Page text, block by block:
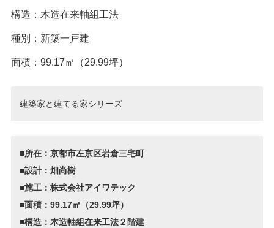
構造：木造在来軸組工法
種別：新築一戸建
面積：99.17㎡（29.99坪）
建築家と建てる家シリーズ
■所在：京都市左京区岩倉三宅町
■設計：畑尚樹
■施工：株式会社アイワテック
■面積：99.17㎡（29.99坪）
■構造：木造軸組在来工法２階建